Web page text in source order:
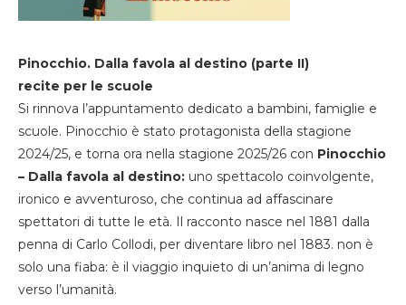
Pinocchio. Dalla favola al destino (parte II)
recite per le scuole
Si rinnova l’appuntamento dedicato a bambini, famiglie e
scuole. Pinocchio è stato protagonista della stagione
2024/25, e torna ora nella stagione 2025/26 con Pinocchio
– Dalla favola al destino: uno spettacolo coinvolgente,
ironico e avventuroso, che continua ad affascinare
spettatori di tutte le età. Il racconto nasce nel 1881 dalla
penna di Carlo Collodi, per diventare libro nel 1883. non è
solo una fiaba: è il viaggio inquieto di un’anima di legno
verso l’umanità.